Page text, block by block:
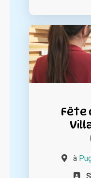
Fête
à